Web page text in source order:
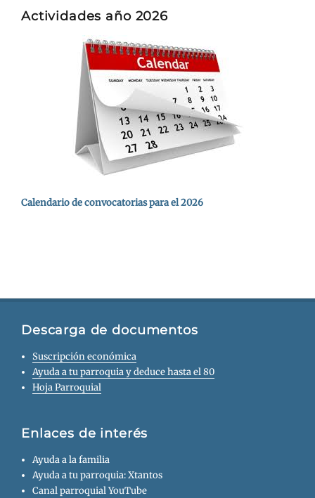
Actividades año 2026
Calendario de convocatorias para el 2026
Descarga de documentos
Suscripción económica
Ayuda a tu parroquia y deduce hasta el 80
Hoja Parroquial
Enlaces de interés
Ayuda a la familia
Ayuda a tu parroquia: Xtantos
Canal parroquial YouTube